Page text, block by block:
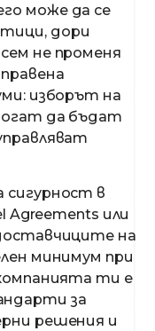
може да се
дори
не променя
изборът на
да бъдат
сигурност в
Agreements или
на
минимум при
ти е
за
решения и